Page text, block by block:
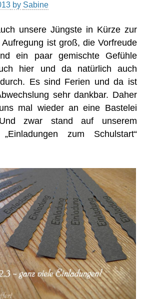
by Sabine
unsere Jüngste in Kürze zur
ist groß, die Vorfreude
ein paar gemischte Gefühle
hier und da natürlich auch
Es sind Ferien und da ist
sehr dankbar. Daher
mal wieder an eine Bastelei
zwar stand auf unserem
„Einladungen zum Schulstart“